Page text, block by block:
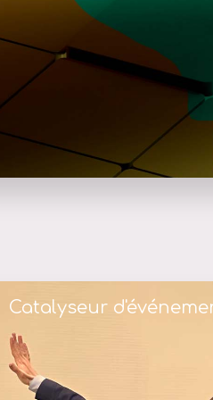
Catalyseur